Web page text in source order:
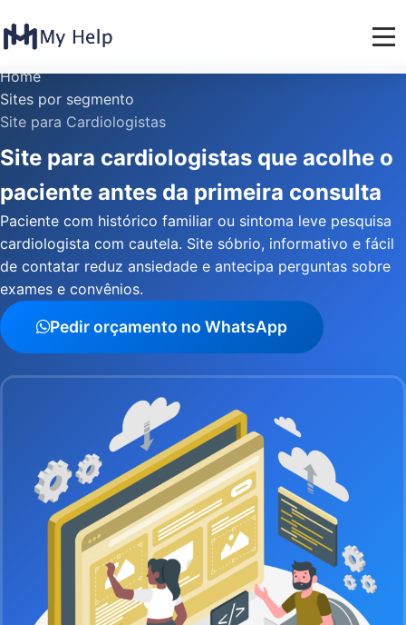
Home
Sites por segmento
Site para Cardiologistas
Site para cardiologistas que acolhe o
paciente antes da primeira consulta
Paciente com histórico familiar ou sintoma leve pesquisa
cardiologista com cautela. Site sóbrio, informativo e fácil
de contatar reduz ansiedade e antecipa perguntas sobre
exames e convênios.
Pedir orçamento no WhatsApp